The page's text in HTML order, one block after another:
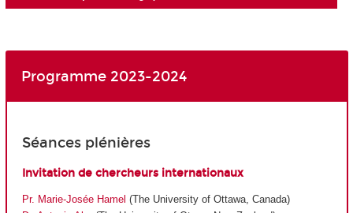
Programme 2023-2024
Séances plénières
Invitation de chercheurs internationaux
Pr. Marie-Josée Hamel (The University of Ottawa, Canada)